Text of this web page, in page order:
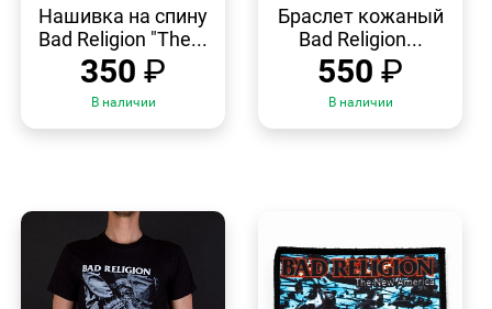
ПРОСМОТР
Нашивка на спину
Bad Religion "The...
350 ₽
В наличии
ПРОСМОТР
Браслет кожаный
Bad Religion...
550 ₽
В наличии